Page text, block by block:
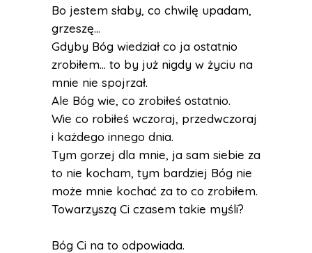
Bo jestem słaby, co chwilę upadam,
grzeszę…
Gdyby Bóg wiedział co ja ostatnio
zrobiłem… to by już nigdy w życiu na
mnie nie spojrzał.
Ale Bóg wie, co zrobiłeś ostatnio.
Wie co robiłeś wczoraj, przedwczoraj
i każdego innego dnia.
Tym gorzej dla mnie, ja sam siebie za
to nie kocham, tym bardziej Bóg nie
może mnie kochać za to co zrobiłem.
Towarzyszą Ci czasem takie myśli?
Bóg Ci na to odpowiada.